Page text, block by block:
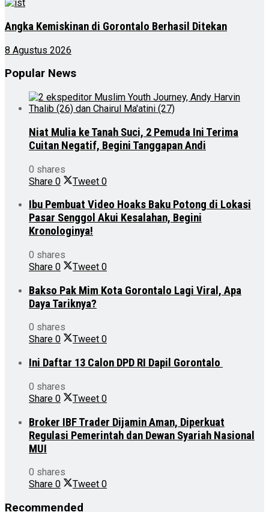
Angka Kemiskinan di Gorontalo Berhasil Ditekan
8 Agustus 2026
Popular News
Niat Mulia ke Tanah Suci, 2 Pemuda Ini Terima
Cuitan Negatif, Begini Tanggapan Andi
0 shares
Share 0 Tweet 0
Ibu Pembuat Video Hoaks Baku Potong di Lokasi
Pasar Senggol Akui Kesalahan, Begini
Kronologinya!
0 shares
Share 0 Tweet 0
Bakso Pak Mim Kota Gorontalo Lagi Viral, Apa
Daya Tariknya?
0 shares
Share 0 Tweet 0
Ini Daftar 13 Calon DPD RI Dapil Gorontalo
0 shares
Share 0 Tweet 0
Broker IBF Trader Dijamin Aman, Diperkuat
Regulasi Pemerintah dan Dewan Syariah Nasional
MUI
0 shares
Share 0 Tweet 0
Recommended